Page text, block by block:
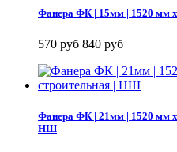
Фанера ФК | 15мм | 1520 мм
570 руб 840 руб
Фанера ФК | 21мм | 1520 мм х
НШ